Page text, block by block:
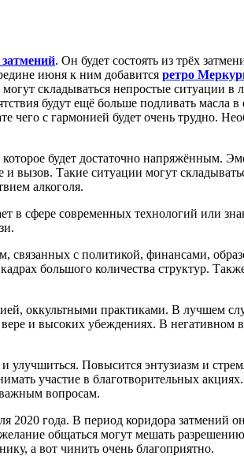
. Он будет состоять из трёх
июня к ним добавится ретро
складываться непростые ситуации
будут ещё больше подливать масла
чего с гармонией будет очень трудно.
будет достаточно напряжённым.
и вызов. Такие ситуации могут
алкоголя.
в сфере современных технологий или
с политикой, финансами,
большого количества структур.
оккультными практиками. В лучшем
и высоких убеждениях. В негативном
улучшиться. Повысится энтузиазм и
участие в благотворительных
вопросам.
года. В период коридора затмений
общаться могут мешать
а вот чинить очень благоприятно.